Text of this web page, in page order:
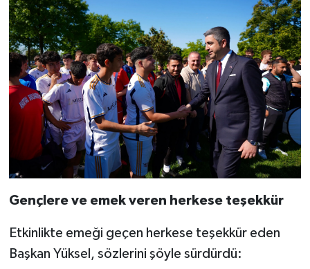
Gençlere ve emek veren herkese teşekkür
Etkinlikte emeği geçen herkese teşekkür eden
Başkan Yüksel, sözlerini şöyle sürdürdü: